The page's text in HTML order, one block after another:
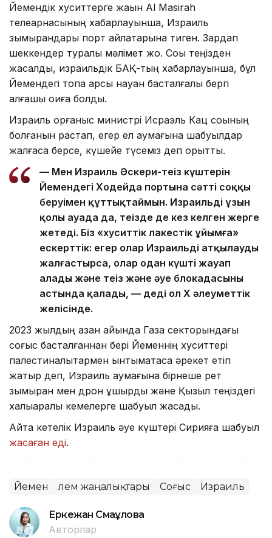
Йемендік хуситтерге жақын Al Masirah
телеарнасының хабарлауынша, Израиль
зымырандары порт айлақтарына тиген. Зардап
шеккендер туралы мәлімет жоқ. Соққы теңізден
жасалды, израильдік БАҚ-тың хабарлауынша, бұл
Йемендегі топқа қарсы науқан басталғалы бергі
алғашқы оқиға болды.
Израиль қорғаныс министрі Исраэль Кац соққының
болғанын растап, егер ел аумағына шабуылдар
жалғаса берсе, күшейе түсеміз деп қорқытты.
— Мен Израиль Әскери-теңіз күштерін
Йемендегі Ходейда портына сәтті соққы
беруімен құттықтаймын. Израильдің ұзын
қолы ауада да, теңізде де кез келген жерге
жетеді. Біз «хуситтік лаңкестік ұйымға»
ескерттік: егер олар Израильді атқылауды
жалғастырса, олар одан күшті жауап
алады және теңіз және әуе блокадасының
астында қалады, — деді ол X әлеуметтік
желісінде.
2023 жылдың қазан айында Газа секторындағы
соғыс басталғаннан бері Йеменнің хуситтері
палестиналықтармен ынтымақтаса әрекет етіп
жатыр деп, Израиль аумағына бірнеше рет
зымыран мен дрон ұшырды және Қызыл теңіздегі
халықаралық кемелерге шабуыл жасады.
Айта кетелік Израиль әуе күштері Сирияға шабуыл
жасаған еді.
Йемен Әлем жаңалықтары Соғыс Израиль
Еркежан Смағұлова
Авторлар